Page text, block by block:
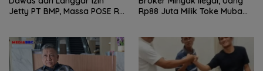
Jetty PT BMP, Massa POSE RI
Tuntas
Rp88 Juta Milik Toke Muba